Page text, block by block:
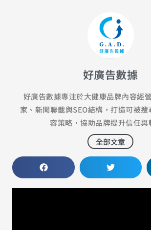
好廣告數據
好廣告數據專注於大健康品牌內容經
家、新聞聯載與SEO結構，打造可被
容策略，協助品牌提升信任與
全部文章